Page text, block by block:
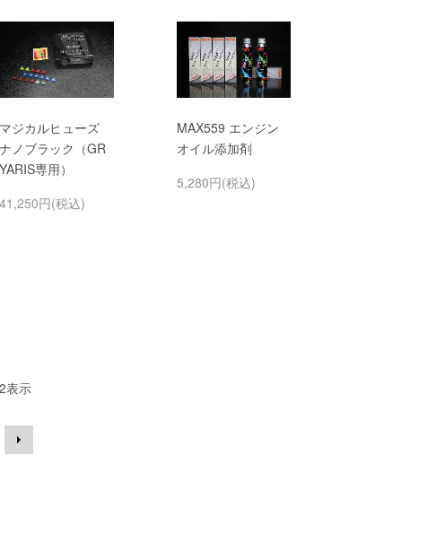
マジカルヒューズ
ナノブラック（GR
YARIS専用）
41,250円(税込)
MAX559 エンジン
オイル添加剤
5,280円(税込)
表示